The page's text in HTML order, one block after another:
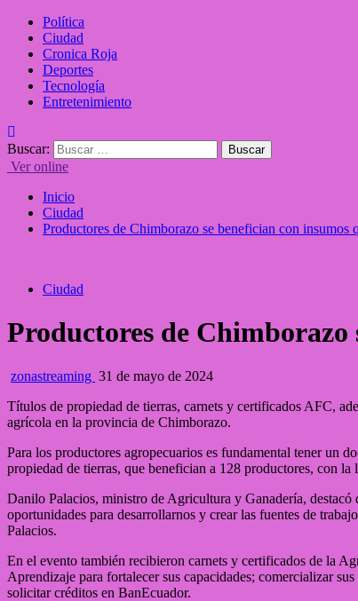
Política
Ciudad
Cronica Roja
Deportes
Tecnología
Entretenimiento
Buscar:
Ver online
Inicio
Ciudad
Productores de Chimborazo se benefician con insumos
Ciudad
Productores de Chimborazo
zonastreaming 31 de mayo de 2024
Títulos de propiedad de tierras, carnets y certificados AFC,
agrícola en la provincia de Chimborazo.
Para los productores agropecuarios es fundamental tener un
propiedad de tierras, que benefician a 128 productores, con la
Danilo Palacios, ministro de Agricultura y Ganadería, destacó
oportunidades para desarrollarnos y crear las fuentes de
Palacios.
En el evento también recibieron carnets y certificados de la
Aprendizaje para fortalecer sus capacidades; comercializar
solicitar créditos en BanEcuador.